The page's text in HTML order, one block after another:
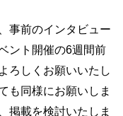
事前のインタビュー
ント開催の6週間前
ろしくお願いいたし
も同様にお願いしま
掲載を検討いたしま